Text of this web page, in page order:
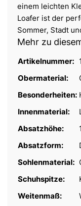
einem leichten
Loafer ist der
Sommer, Stadt
Mehr zu
Artikelnummer:
Obermaterial:
Besonderheiten:
Innenmaterial:
Absatzhöhe:
Absatzform:
Sohlenmaterial:
Schuhspitze:
Weitenmaß: